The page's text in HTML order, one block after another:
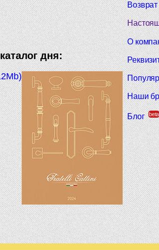
О
Наши
Блог beta
дня: